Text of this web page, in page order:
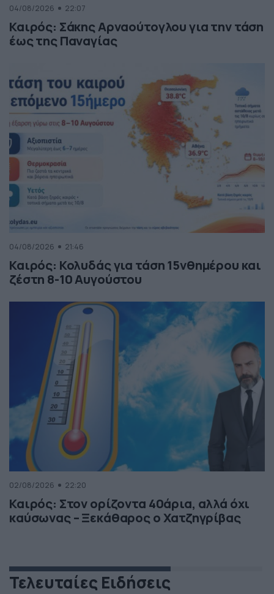
04/08/2026 22:07
Καιρός: Σάκης Αρναούτογλου για την τάση
έως της Παναγίας
04/08/2026 21:46
Καιρός: Κολυδάς για τάση 15νθημέρου και
ζέστη 8-10 Αυγούστου
02/08/2026 22:20
Καιρός: Στον ορίζοντα 40άρια, αλλά όχι
καύσωνας – Ξεκάθαρος ο Χατζηγρίβας
Τελευταίες Ειδήσεις